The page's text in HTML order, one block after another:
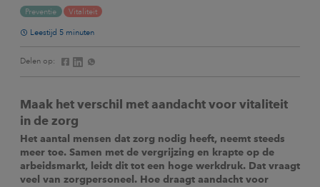
Maak het verschil met aandacht voor vitaliteit
in de zorg
Het aantal mensen dat zorg nodig heeft, neemt steeds
meer toe. Samen met de vergrijzing en krapte op de
arbeidsmarkt, leidt dit tot een hoge werkdruk. Dat vraagt
veel van zorgpersoneel. Hoe draagt aandacht voor
Preventie Vitaliteit
Leestijd 5 minuten
Delen op: